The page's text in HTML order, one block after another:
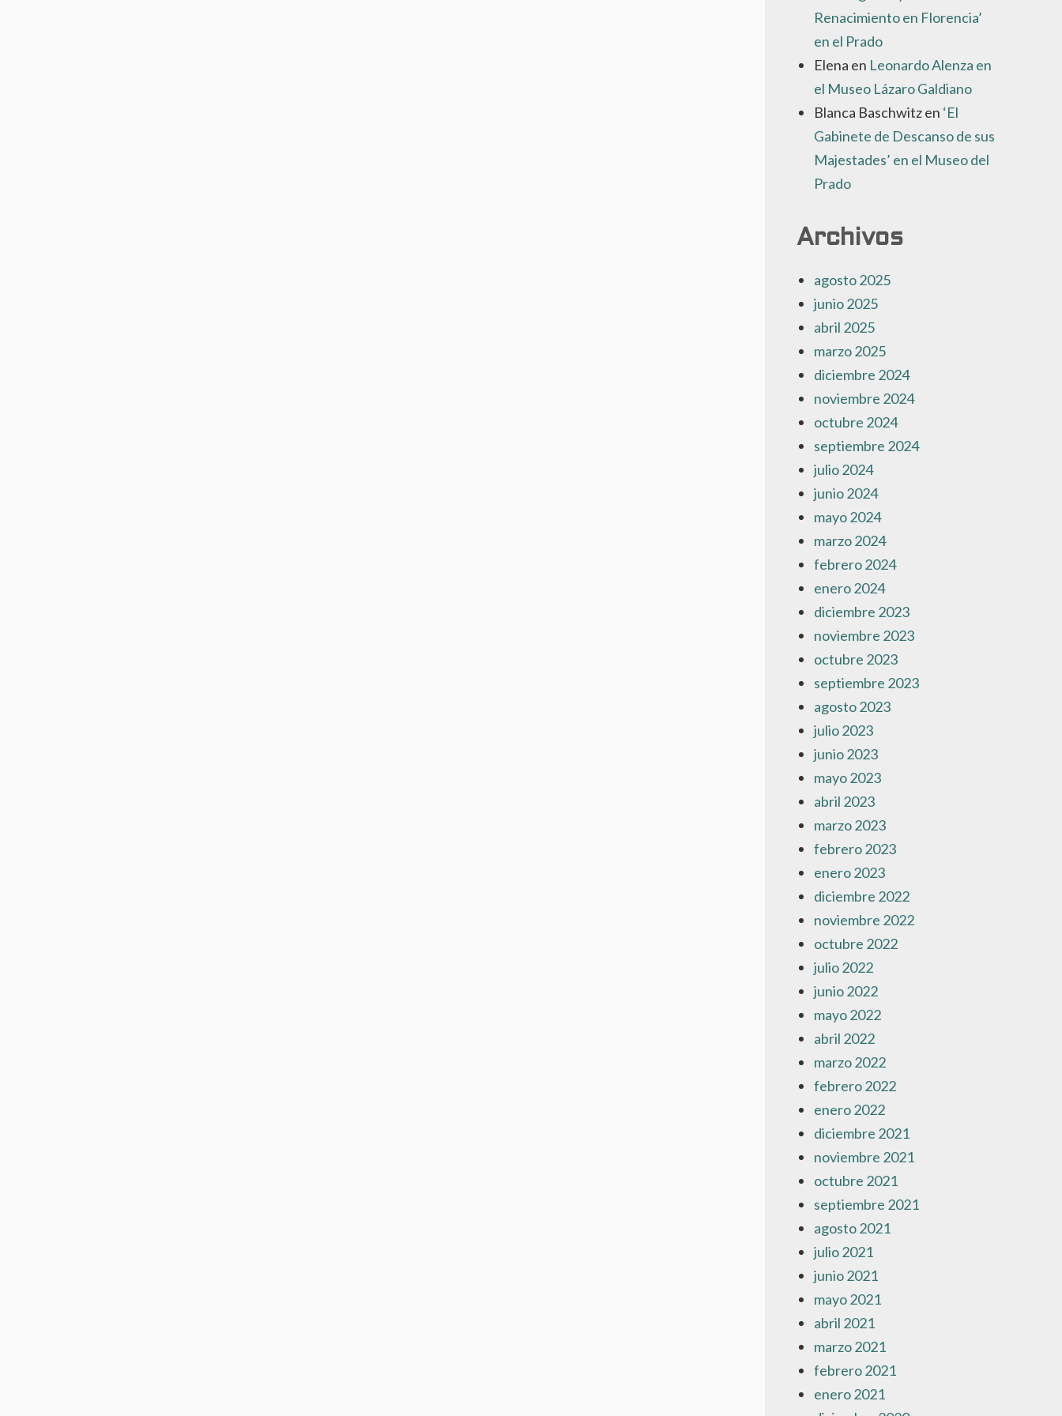
Renacimiento en Florencia’
en el Prado
Elena en Leonardo Alenza en
el Museo Lázaro Galdiano
Blanca Baschwitzen ‘El
Gabinete de Descanso de sus
Majestades’ en el Museo del
Prado
Archivos
agosto 2025
junio 2025
abril 2025
marzo 2025
diciembre 2024
noviembre 2024
octubre 2024
septiembre 2024
julio 2024
junio 2024
mayo 2024
marzo 2024
febrero 2024
enero 2024
diciembre 2023
noviembre 2023
octubre 2023
septiembre 2023
agosto 2023
julio 2023
junio 2023
mayo 2023
abril 2023
marzo 2023
febrero 2023
enero 2023
diciembre 2022
noviembre 2022
octubre 2022
julio 2022
junio 2022
mayo 2022
abril 2022
marzo 2022
febrero 2022
enero 2022
diciembre 2021
noviembre 2021
octubre 2021
septiembre 2021
agosto 2021
julio 2021
junio 2021
mayo 2021
abril 2021
marzo 2021
febrero 2021
enero 2021